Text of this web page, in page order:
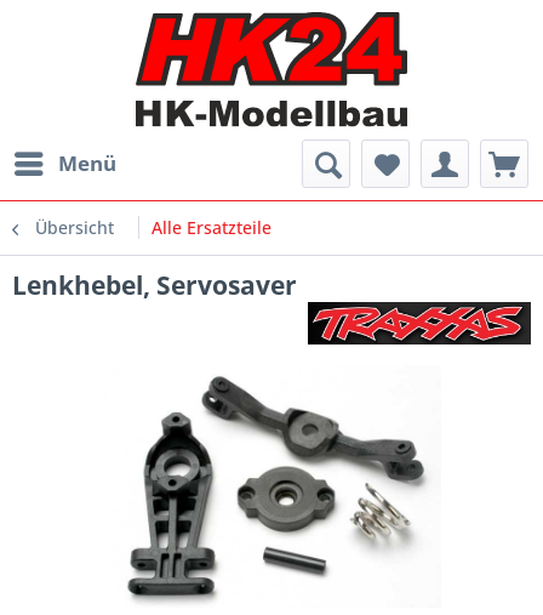
Menü
Übersicht Alle Ersatzteile
Lenkhebel, Servosaver